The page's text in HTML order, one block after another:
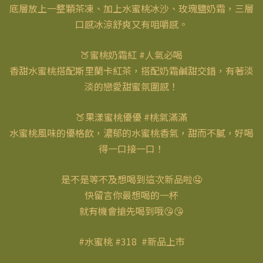
底層放上一整顆茶凍、加上水蜜桃冰沙、玫瑰鹽奶霜，三層
口感冰涼舒爽又有咀嚼感。
🍑蜜桃奶霜紅 #人氣必喝
香甜水蜜桃搭配斯里蘭卡紅茶，搭配奶霜鹹甜交錯，有著淡
淡的戀愛甜蜜氛圍感！
🍑果漾蜜桃優優 #桃氣滿滿
水蜜桃風味的優格飲，濃郁的水蜜桃香氣，甜而不膩，好喝
得一口接一口！
是不是等不及想喝到這次新品啦🤤
快留言你最想喝的一杯
就有機會搶先喝到哦😘😘
#水蜜桃 #318 #新品上市